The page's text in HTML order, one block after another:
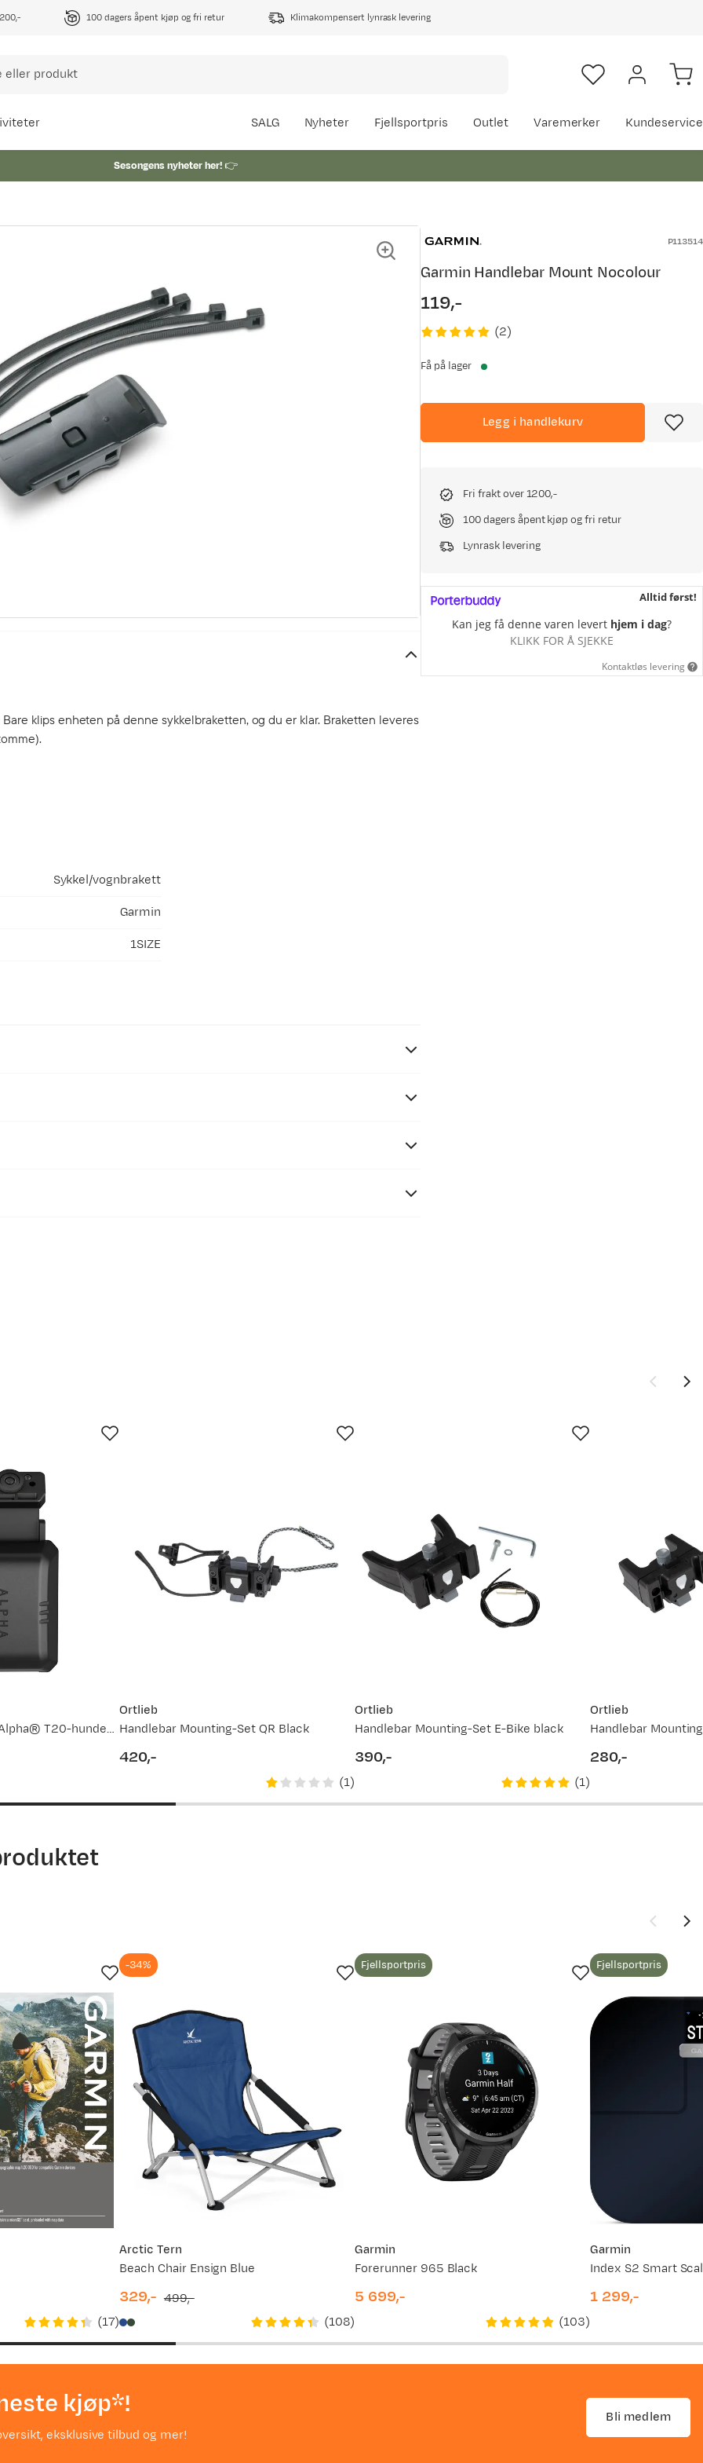
100 dagers åpent kjøp og fri retur Klimakompensert lynrask levering
SALG Nyheter Fjellsportpris Outlet Varemerker Kundeservice
Sesongens nyheter her!👉
klips enheten på denne sykkelbraketten, og du er klar. Braketten leveres
Sykkel/vognbrakett
Garmin
1SIZE
139,-
149,-
P113514
Garmin Handlebar Mount Nocolour
price
119,-
(2)
Få på lager
Legg i handlekurv
Fri frakt over 1200,-
100 dagers åpent kjøp og fri retur
Lynrask levering
Alltid først!
Kan jeg få denne varen levert hjem i dag?
KLIKK FOR Å SJEKKE
Kontaktløs levering
Kort Fleksibel Rem (Alpha® T20-hundehalsbånd)
Ortlieb
Handlebar Mounting-Set QR Black
420,-
(1)
Ortlieb
Handlebar Mounting-Set E-Bike black
390,-
(1)
Ortlieb
Handlebar
280,-
(17)
Arctic Tern
Beach Chair Ensign Blue
-34%
price
329,-
price
499,-
(108)
Garmin
Forerunner 965 Black
Fjellsportpris
5 699,-
(103)
Garmin
Fjellsportpris
1 299,-
kjøp*!
eksklusive tilbud og mer!
Bli medlem